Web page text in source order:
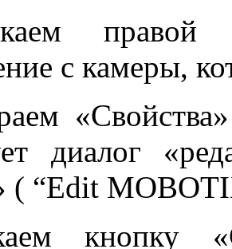
правой
с камеры,
диалог
( “Edit
кнопку